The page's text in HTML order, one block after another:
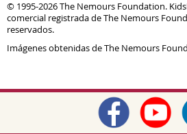
© 1995-2026 The Nemours Foundation.
comercial registrada de The Nemours
reservados.
Imágenes obtenidas de The Nemours